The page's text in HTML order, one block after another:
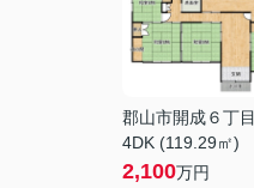
郡山市開成６丁目
4DK (119.29㎡)
2,100万円